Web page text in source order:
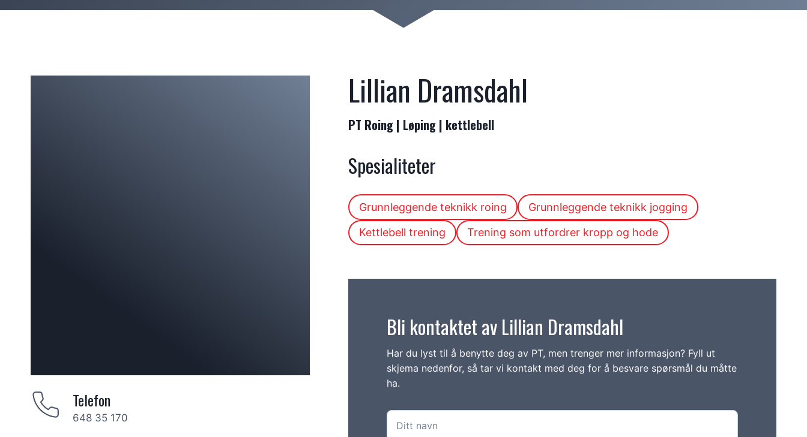
Telefon
648 35 170
Lillian Dramsdahl
PT Roing | Løping | kettlebell
Spesialiteter
Grunnleggende teknikk roing Grunnleggende teknikk jogging
Kettlebell trening Trening som utfordrer kropp og hode
Bli kontaktet av Lillian Dramsdahl
Har du lyst til å benytte deg av PT, men trenger mer informasjon? Fyll ut
skjema nedenfor, så tar vi kontakt med deg for å besvare spørsmål du måtte
ha.